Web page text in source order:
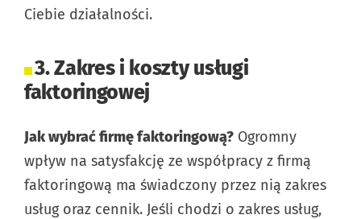
Ciebie działalności.
3. Zakres i koszty usługi
faktoringowej
Jak wybrać firmę faktoringową? Ogromny
wpływ na satysfakcję ze współpracy z firmą
faktoringową ma świadczony przez nią zakres
usług oraz cennik. Jeśli chodzi o zakres usług,